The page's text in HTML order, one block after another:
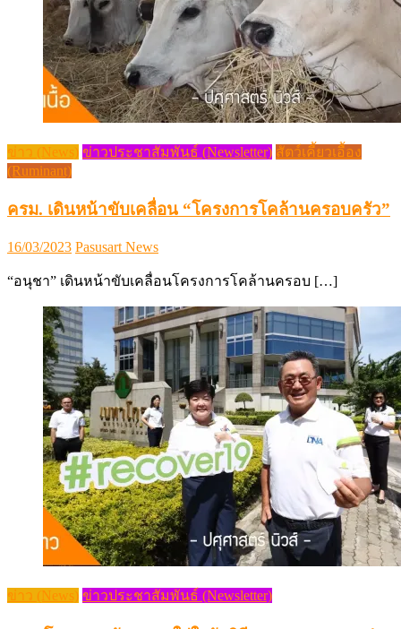
ข่าว (News) ข่าวประชาสัมพันธ์ (Newsletter) สัตว์เคี้ยวเอื้อง
(Ruminant)
ครม. เดินหน้าขับเคลื่อน “โครงการโคล้านครอบครัว”
Posted
16/03/2023 Author
Pasusart News
“อนุชา” เดินหน้าขับเคลื่อนโครงการโคล้านครอบ […]
ข่าว (News) ข่าวประชาสัมพันธ์ (Newsletter)